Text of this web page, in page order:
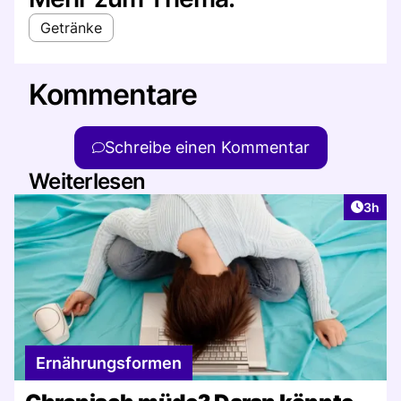
Getränke
Kommentare
Schreibe einen Kommentar
Weiterlesen
3h
Ernährungsformen